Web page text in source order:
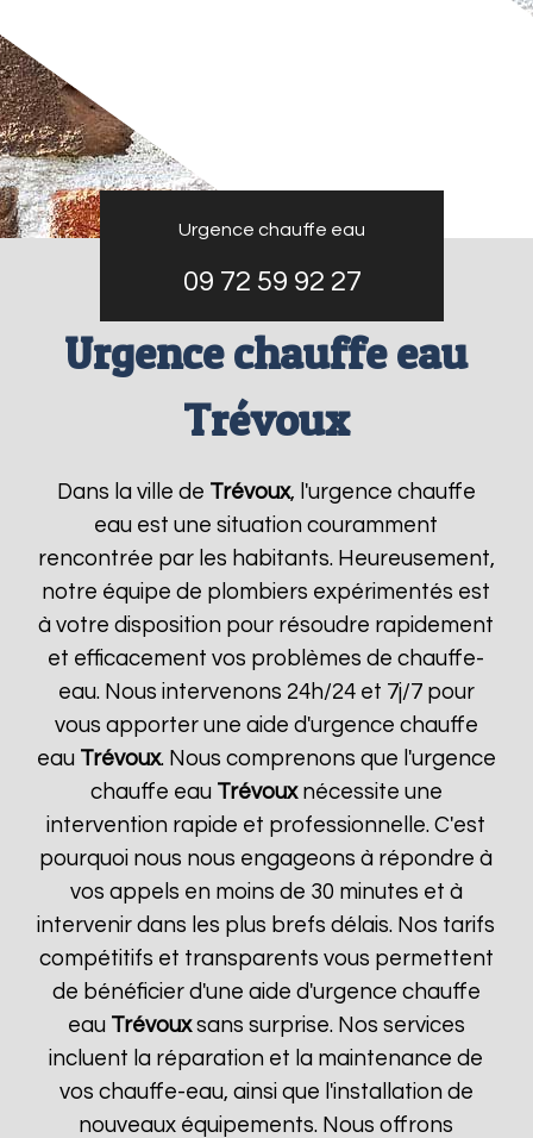
Urgence chauffe eau
09 72 59 92 27
Urgence chauffe eau
Trévoux
Dans la ville de Trévoux, l'urgence chauffe
eau est une situation couramment
rencontrée par les habitants. Heureusement,
notre équipe de plombiers expérimentés est
à votre disposition pour résoudre rapidement
et efficacement vos problèmes de chauffe-
eau. Nous intervenons 24h/24 et 7j/7 pour
vous apporter une aide d'urgence chauffe
eau Trévoux. Nous comprenons que l'urgence
chauffe eau Trévouxnécessite une
intervention rapide et professionnelle. C'est
pourquoi nous nous engageons à répondre à
vos appels en moins de 30 minutes et à
intervenir dans les plus brefs délais. Nos tarifs
compétitifs et transparents vous permettent
de bénéficier d'une aide d'urgence chauffe
eau Trévouxsans surprise. Nos services
incluent la réparation et la maintenance de
vos chauffe-eau, ainsi que l'installation de
nouveaux équipements. Nous offrons